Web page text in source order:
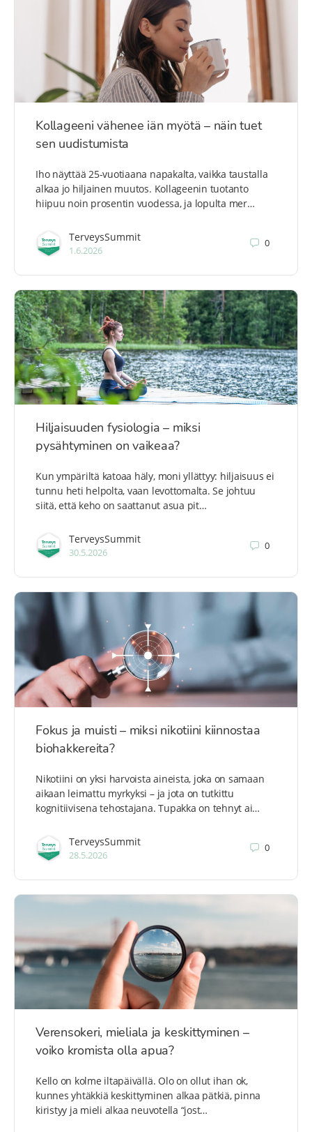
Kollageeni vähenee iän myötä – näin tuet
sen uudistumista
Iho näyttää 25-vuotiaana napakalta, vaikka taustalla
alkaa jo hiljainen muutos. Kollageenin tuotanto
hiipuu noin prosentin vuodessa, ja lopulta mer…
TerveysSummit
1.6.2026
0
Hiljaisuuden fysiologia – miksi
pysähtyminen on vaikeaa?
Kun ympäriltä katoaa häly, moni yllättyy: hiljaisuus ei
tunnu heti helpolta, vaan levottomalta. Se johtuu
siitä, että keho on saattanut asua pit…
TerveysSummit
30.5.2026
0
Fokus ja muisti – miksi nikotiini kiinnostaa
biohakkereita?
Nikotiini on yksi harvoista aineista, joka on samaan
aikaan leimattu myrkyksi – ja jota on tutkittu
kognitiivisena tehostajana. Tupakka on tehnyt ai…
TerveysSummit
28.5.2026
0
Verensokeri, mieliala ja keskittyminen –
voiko kromista olla apua?
Kello on kolme iltapäivällä. Olo on ollut ihan ok,
kunnes yhtäkkiä keskittyminen alkaa pätkiä, pinna
kiristyy ja mieli alkaa neuvotella “jost…